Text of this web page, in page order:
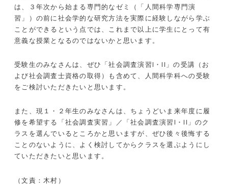
は、３年次から始まる専門的なゼミ（「人間科学専門演
習」）の前に社会学的な研究方法を実際に経験しながら学ぶ
ことができるという点では、これまで以上に学生にとって有
意義な授業となるのではないかと思います。
受験生のみなさんは、ぜひ「社会調査演習I・II」の受講（お
よび社会調査士資格の取得）も含めて、人間科学科への受験
をご検討いただきたいと思います。
また、現１・２年生のみなさんは、ちょうどいま来年度に履
修を希望する「社会調査実習」／「社会調査演習I・II」のク
ラスを選んでいるところかと思いますが、ぜひ後々後悔する
ことのないように、よく検討してからクラスを選ぶようにし
ていただきたいと思います。
（文責：木村）